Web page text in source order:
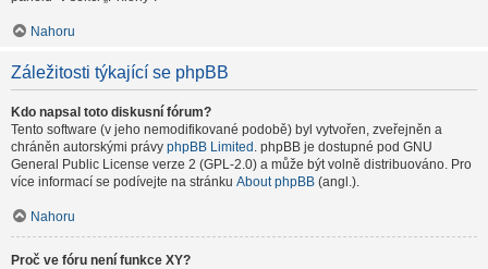
Nahoru
Záležitosti týkající se phpBB
Kdo napsal toto diskusní fórum?
Tento software (v jeho nemodifikované podobě) byl vytvořen, zveřejněn a
chráněn autorskými právy phpBB Limited . phpBB je dostupné pod GNU
General Public License verze 2 (GPL-2.0) a může být volně distribuováno. Pro
více informací se podívejte na stránku About phpBB (angl.).
Nahoru
Proč ve fóru není funkce XY?